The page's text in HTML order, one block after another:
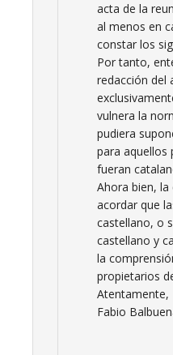
acta de la
al menos en
constar los
Por tanto,
redacción del
vulnera la
pudiera
para aquellos
fueran
Ahora bien,
acordar que
castellano, o
castellano y
la
propietarios
Atentamente,
Fabio